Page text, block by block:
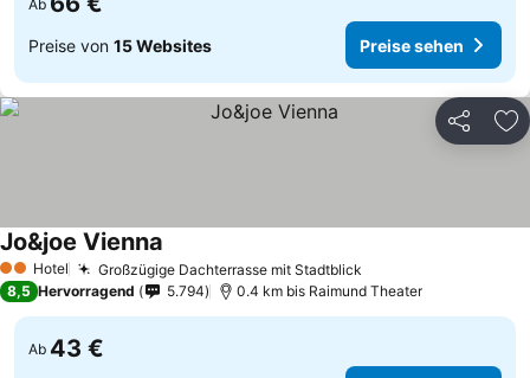
Ab
Preise von 15 Websites Preise sehen
Teilen
2 Sterne
Hotel Großzügige Dachterrasse mit Stadtblick
Jo&joe Vienna
8,5 Hervorragend 5.794 0.4 km bis Raimund Theater
Ab 43 €